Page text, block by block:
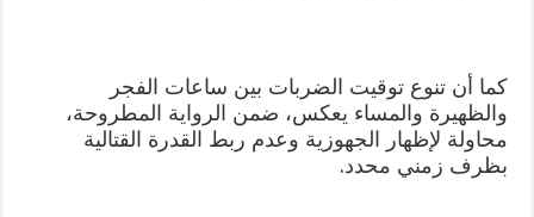
كما أن تنوع توقيت الضربات بين ساعات الفجر
والظهيرة والمساء يعكس، ضمن الرواية المطروحة،
محاولة لإظهار الجهوزية وعدم ربط القدرة القتالية
بظرف زمني محدد.